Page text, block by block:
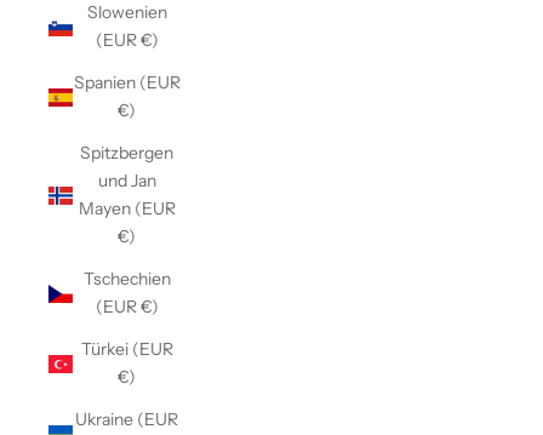
Slowenien
(EUR €)
Spanien (EUR
€)
Spitzbergen
und Jan
Mayen (EUR
€)
Tschechien
(EUR €)
Türkei (EUR
€)
Ukraine (EUR